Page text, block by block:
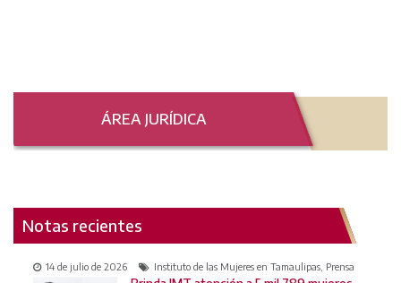
ÁREA JURÍDICA
Notas recientes
14 de julio de 2026 Instituto de las Mujeres en Tamaulipas, Prensa